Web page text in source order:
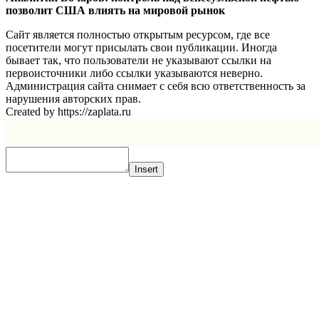
позволит США влиять на мировой рынок
Сайт является полностью открытым ресурсом, где все
посетители могут присылать свои публикации. Иногда
бывает так, что пользователи не указывают ссылки на
первоисточники либо ссылки указываются неверно.
Администрация сайта снимает с себя всю ответственность за
нарушения авторских прав.
Created by https://zaplata.ru
Insert